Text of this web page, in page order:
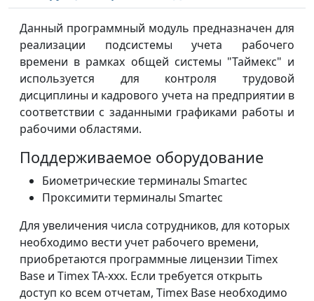
Данный программный модуль предназначен для
реализации подсистемы учета рабочего
времени в рамках общей системы "Таймекс" и
используется для контроля трудовой
дисциплины и кадрового учета на предприятии в
соответствии с заданными графиками работы и
рабочими областями.
Поддерживаемое оборудование
Биометрические терминалы Smartec
Проксимити терминалы Smartec
Для увеличения числа сотрудников, для которых
необходимо вести учет рабочего времени,
приобретаются программные лицензии Timex
Base и Timex TA-ххх. Если требуется открыть
доступ ко всем отчетам, Timex Base необходимо